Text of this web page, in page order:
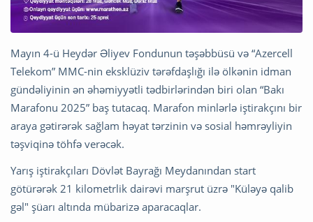
Mayın 4-ü Heydər Əliyev Fondunun təşəbbüsü və “Azercell
Telekom” MMC-nin eksklüziv tərəfdaşlığı ilə ölkənin idman
gündəliyinin ən əhəmiyyətli tədbirlərindən biri olan “Bakı
Marafonu 2025” baş tutacaq. Marafon minlərlə iştirakçını bir
araya gətirərək sağlam həyat tərzinin və sosial həmrəyliyin
təşviqinə töhfə verəcək.
Yarış iştirakçıları Dövlət Bayrağı Meydanından start
götürərək 21 kilometrlik dairəvi marşrut üzrə "Küləyə qalib
gəl" şüarı altında mübarizə aparacaqlar.